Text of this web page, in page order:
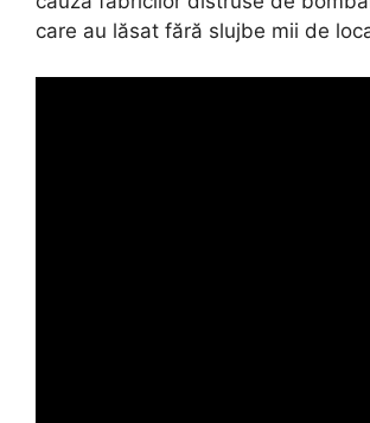
care au lăsat fără slujbe mii de